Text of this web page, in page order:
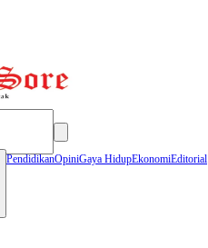
PendidikanOpiniGaya HidupEkonomiEditorial